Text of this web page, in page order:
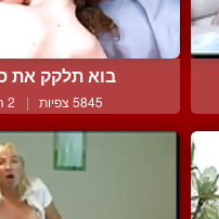
בוא תלקק את
5845 צפיות | 2 המלצות